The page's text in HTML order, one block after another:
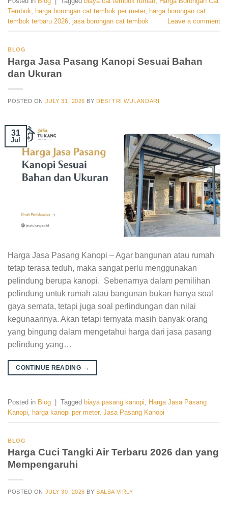
Tembok, harga borongan cat tembok per meter, harga borongan cat
tembok terbaru 2026, jasa borongan cat tembok Leave a comment
BLOG
Harga Jasa Pasang Kanopi Sesuai Bahan
dan Ukuran
POSTED ON JULY 31, 2026 BY DESI TRI WULANDARI
31
Jul
Harga Jasa Pasang Kanopi – Agar bangunan atau rumah
tetap terasa teduh, maka sangat perlu menggunakan
pelindung berupa kanopi. Sebenarnya dalam pemilihan
pelindung untuk rumah atau bangunan bukan hanya soal
gaya semata, tetapi juga soal perlindungan dan nilai
kegunaannya. Akan tetapi ternyata masih banyak orang
yang bingung dalam mengetahui harga dari jasa pasang
pelindung yang…
CONTINUE READING →
Posted in Blog Tagged biaya pasang kanopi, Harga Jasa Pasang
Kanopi, harga kanopi per meter, Jasa Pasang Kanopi
BLOG
Harga Cuci Tangki Air Terbaru 2026 dan yang
Mempengaruhi
POSTED ON JULY 30, 2026 BYSALSA VIRLY